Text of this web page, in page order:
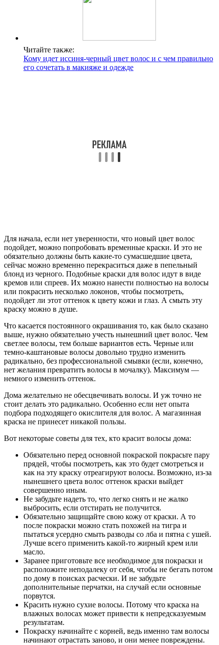
Читайте также:
Кому идет иссиня-черный цвет волос и с чем правильно
его сочетать в макияже и одежде
Для начала, если нет уверенности, что новый цвет волос
подойдет, можно попробовать временные краски. И это не
обязательно должны быть какие-то сумасшедшие цвета,
сейчас можно временно перекраситься даже в пепельный
блонд из черного. Подобные краски для волос идут в виде
кремов или спреев. Их можно нанести полностью на волосы
или покрасить несколько локонов, чтобы посмотреть,
подойдет ли этот оттенок к цвету кожи и глаз. А смыть эту
краску можно в душе.
Что касается постоянного окрашивания то, как было сказано
выше, нужно обязательно учесть нынешний цвет волос. Чем
светлее волосы, тем больше вариантов есть. Черные или
темно-каштановые волосы довольно трудно изменить
радикально, без профессиональной смывки (если, конечно,
нет желания превратить волосы в мочалку). Максимум —
немного изменить оттенок.
Дома желательно не обесцвечивать волосы. И уж точно не
стоит делать это радикально. Особенно если нет опыта
подбора подходящего окислителя для волос. А магазинная
краска не принесет никакой пользы.
Вот некоторые советы для тех, кто красит волосы дома:
Обязательно перед основной покраской покрасьте пару
прядей, чтобы посмотреть, как это будет смотреться и
как на эту краску отреагируют волосы. Возможно, из-за
нынешнего цвета волос оттенок краски выйдет
совершенно иным.
Не забудьте надеть то, что легко снять и не жалко
выбросить, если отстирать не получится.
Обязательно защищайте свою кожу от краски. А то
после покраски можно стать похожей на тигра и
пытаться усердно смыть разводы со лба и пятна с ушей.
Лучше всего применить какой-то жирный крем или
масло.
Заранее приготовьте все необходимое для покраски и
расположите неподалеку от себя, чтобы не бегать потом
по дому в поисках расчески. И не забудьте
дополнительные перчатки, на случай если основные
порвутся.
Красить нужно сухие волосы. Потому что краска на
влажных волосах может привести к непредсказуемым
результатам.
Покраску начинайте с корней, ведь именно там волосы
начинают отрастать заново, и они менее повреждены.